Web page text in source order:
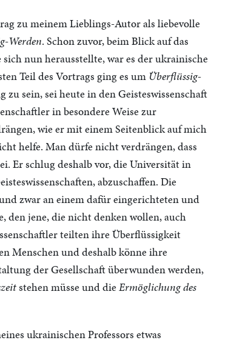
zu meinem Lieblings-Autor als liebevolle
Werden. Schon zuvor, beim Blick auf das
nun herausstellte, war es der ukrainische
Teil des Vortrags ging es um Überflüssig-
zu sein, sei heute in den Geisteswissenschaft
in besondere Weise zur
wie er mit einem Seitenblick auf mich
helfe. Man dürfe nicht verdrängen, dass
Er schlug deshalb vor, die Universität in
abzuschaffen. Die
zwar an einem dafür eingerichteten und
den jene, die nicht denken wollen, auch
teilten ihre Überflüssigkeit
Menschen und deshalb könne ihre
der Gesellschaft überwunden werden,
stehen müsse und dieErmöglichung des
ukrainischen Professors etwas